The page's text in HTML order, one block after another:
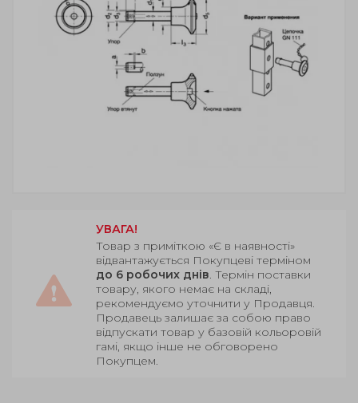
УВАГА!
Товар з приміткою «Є в наявності»
відвантажується Покупцеві терміном
до 6 робочих днів. Термін поставки
товару, якого немає на складі,
рекомендуємо уточнити у Продавця.
Продавець залишає за собою право
відпускати товар у базовій кольоровій
гамі, якщо інше не обговорено
Покупцем.